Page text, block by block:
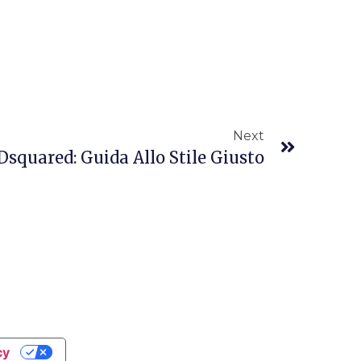
Next
Guida Allo Stile Giusto